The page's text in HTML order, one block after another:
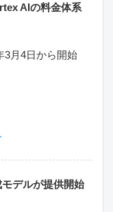
AIの料金体系
3月4日から開始
デルが提供開始